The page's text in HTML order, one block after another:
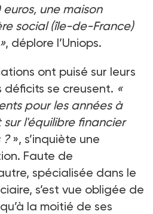
une maison
social (île-de-France)
, déplore l’Uniops.
ont puisé sur leurs
déficits se creusent. «
pour les années à
l'équilibre financier
?», s’inquiète une
Faute de
spécialisée dans le
s’est vue obligée de
la moitié de ses